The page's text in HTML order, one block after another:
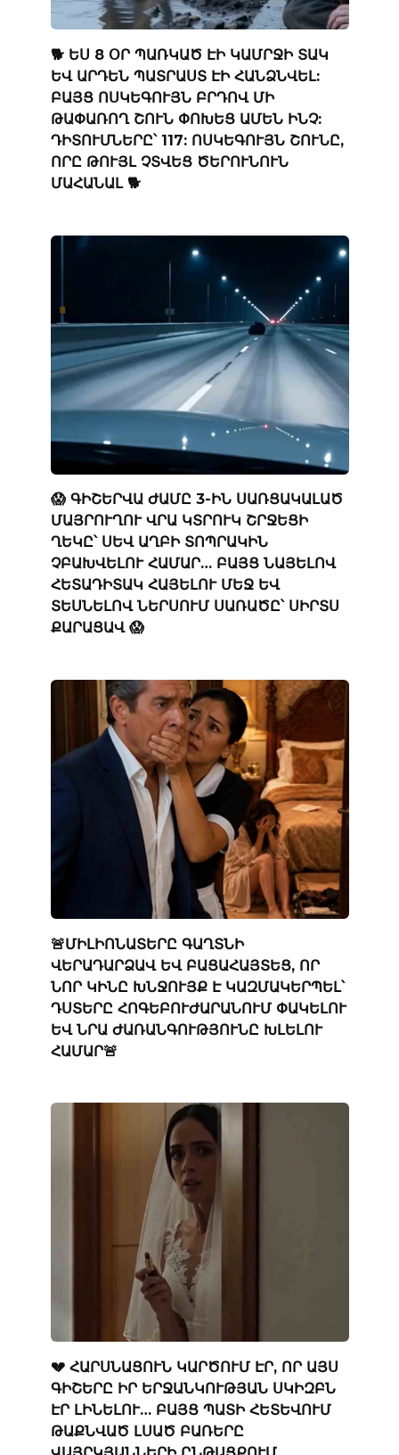
🐕 ԵՍ 8 ՕՐ ՊԱՌԿԱԾ ԷԻ ԿԱՄՐՋԻ ՏԱԿ
ԵՎ ԱՐԴԵՆ ՊԱՏՐԱՍՏ ԷԻ ՀԱՆՁՆՎԵԼ:
ԲԱՅՑ ՈՍԿԵԳՈՒՅՆ ԲՐԴՈՎ ՄԻ
ԹԱՓԱՌՈՂ ՇՈՒՆ ՓՈԽԵՑ ԱՄԵՆ ԻՆՉ:
ԴԻՏՈՒՄՆԵՐԸ՝ 117: ՈՍԿԵԳՈՒՅՆ ՇՈՒՆԸ,
ՈՐԸ ԹՈՒՅԼ ՉՏՎԵՑ ԾԵՐՈՒՆՈՒՆ
ՄԱՀԱՆԱԼ 🐕
😱 ԳԻՇԵՐՎԱ ԺԱՄԸ 3-ԻՆ ՍԱՌՑԱԿԱԼԱԾ
ՄԱՅՐՈՒՂՈՒ ՎՐԱ ԿՏՐՈՒԿ ՇՐՋԵՑԻ
ՂԵԿԸ՝ ՍԵՎ ԱՂԲԻ ՏՈՊՐԱԿԻՆ
ՉԲԱԽՎԵԼՈՒ ՀԱՄԱՐ… ԲԱՅՑ ՆԱՅԵԼՈՎ
ՀԵՏԱԴԻՏԱԿ ՀԱՅԵԼՈՒ ՄԵՋ ԵՎ
ՏԵՍՆԵԼՈՎ ՆԵՐՍՈՒՄ ՍԱՌԱԾԸ՝ ՍԻՐՏՍ
ՔԱՐԱՑԱՎ 😱
🚨ՄԻԼԻՈՆԱՏԵՐԸ ԳԱՂՏՆԻ
ՎԵՐԱԴԱՐՁԱՎ ԵՎ ԲԱՑԱՀԱՅՏԵՑ, ՈՐ
ՆՈՐ ԿԻՆԸ ԽՆՋՈՒՅՔ Է ԿԱԶՄԱԿԵՐՊԵԼ՝
ԴՍՏԵՐԸ ՀՈԳԵԲՈՒԺԱՐԱՆՈՒՄ ՓԱԿԵԼՈՒ
ԵՎ ՆՐԱ ԺԱՌԱՆԳՈՒԹՅՈՒՆԸ ԽԼԵԼՈՒ
ՀԱՄԱՐ🚨
💔 ՀԱՐՍՆԱՑՈՒՆ ԿԱՐԾՈՒՄ ԷՐ, ՈՐ ԱՅՍ
ԳԻՇԵՐԸ ԻՐ ԵՐՋԱՆԿՈՒԹՅԱՆ ՍԿԻԶԲՆ
ԷՐ ԼԻՆԵԼՈՒ… ԲԱՅՑ ՊԱՏԻ ՀԵՏԵՎՈՒՄ
ԹԱՔՆՎԱԾ ԼՍԱԾ ԲԱՌԵՐԸ